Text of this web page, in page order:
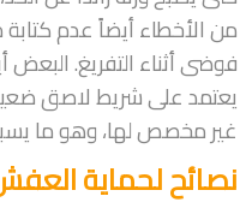
من الأخطاء أيضاً عدم
فوضى أثناء التفريغ. البعض
يعتمد على شريط لاصق
غير مخصص لها، وهو ما
نصائح لحماية